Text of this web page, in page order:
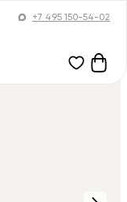
+7 495 150-54-02